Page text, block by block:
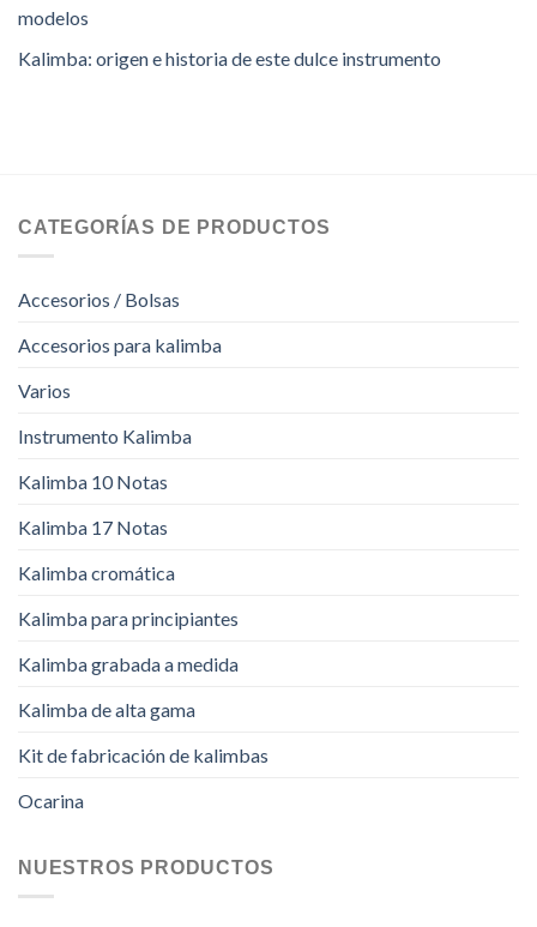
modelos
Kalimba: origen e historia de este dulce instrumento
CATEGORÍAS DE PRODUCTOS
Accesorios / Bolsas
Accesorios para kalimba
Varios
Instrumento Kalimba
Kalimba 10 Notas
Kalimba 17 Notas
Kalimba cromática
Kalimba para principiantes
Kalimba grabada a medida
Kalimba de alta gama
Kit de fabricación de kalimbas
Ocarina
NUESTROS PRODUCTOS